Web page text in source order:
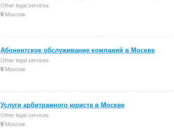
Other legal services
Moscow
Абонентское обслуживание компаний в Москве
Other legal services
Moscow
Услуги арбитражного юриста в Москве
Other legal services
Moscow